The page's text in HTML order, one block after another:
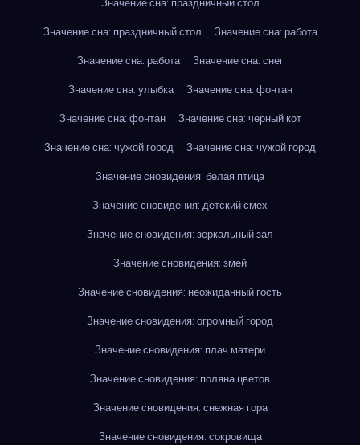
Значение сна: праздничный стол
Значение сна: работа
Значение сна: работа
Значение сна: снег
Значение сна: улыбка
Значение сна: фонтан
Значение сна: фонтан
Значение сна: черный кот
Значение сна: чужой город
Значение сна: чужой город
Значение сновидения: белая птица
Значение сновидения: детский смех
Значение сновидения: зеркальный зал
Значение сновидения: змей
Значение сновидения: неожиданный гость
Значение сновидения: огромный город
Значение сновидения: плач матери
Значение сновидения: поляна цветов
Значение сновидения: снежная гора
Значение сновидения: сокровища